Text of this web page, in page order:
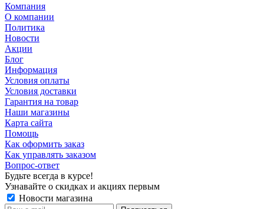
Компания
О компании
Политика
Новости
Акции
Блог
Информация
Условия оплаты
Условия доставки
Гарантия на товар
Наши магазины
Карта сайта
Помощь
Как оформить заказ
Как управлять заказом
Вопрос-ответ
Будьте всегда в курсе!
Узнавайте о скидках и акциях первым
Новости магазина